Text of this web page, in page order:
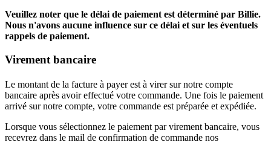
Veuillez noter que le délai de paiement est déterminé par Billie.
Nous n'avons aucune influence sur ce délai et sur les éventuels
rappels de paiement.
Virement bancaire
Le montant de la facture à payer est à virer sur notre compte
bancaire après avoir effectué votre commande. Une fois le paiement
arrivé sur notre compte, votre commande est préparée et expédiée.
Lorsque vous sélectionnez le paiement par virement bancaire, vous
recevrez dans le mail de confirmation de commande nos